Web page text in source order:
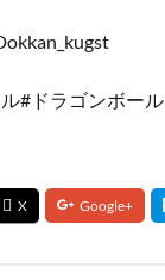
#ドラゴンボール